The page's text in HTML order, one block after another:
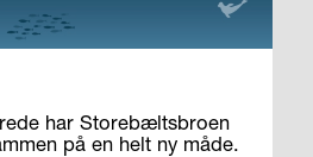
har Storebæltsbroen
på en helt ny måde.